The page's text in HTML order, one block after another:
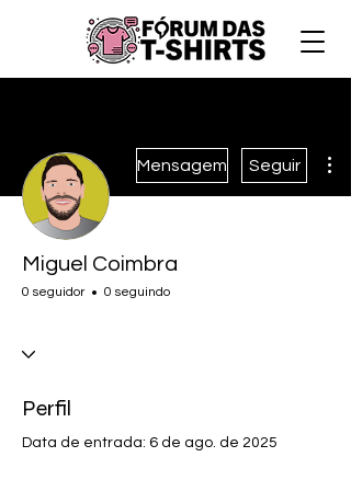
Mensagem Seguir
Miguel Coimbra
0 seguidor 0 seguindo
Perfil
Data de entrada: 6 de ago. de 2025